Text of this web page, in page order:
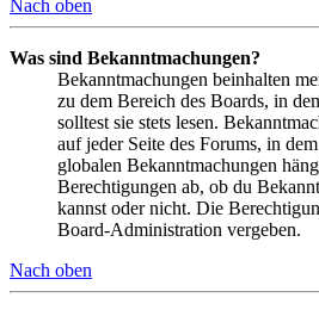
Nach oben
Was sind Bekanntmachungen?
Bekanntmachungen beinhalten
zu dem Bereich des Boards, in
solltest sie stets lesen.
auf jeder Seite des Forums, in
globalen Bekanntmachungen
Berechtigungen ab, ob du
kannst oder nicht. Die
Board-Administration vergeben.
Nach oben